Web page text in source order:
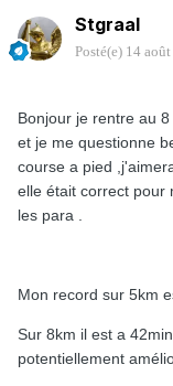
Stgraal
Posté(e) 14
Bonjour je rentre au
et je me questionne
course a pied
elle était correct pour
les para .
Mon record sur 5km
Sur 8km il est a
potentiellement